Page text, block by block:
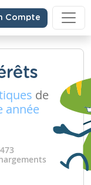
Compte
de
année